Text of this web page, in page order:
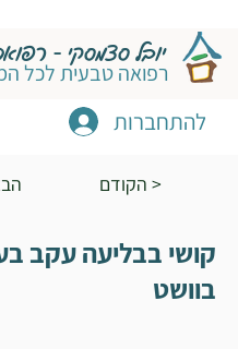
יובל סצמסקי -
רפואה טבעית לכל
להתחברות
< הקודם >
קושי בבליעה עקב
בוושט